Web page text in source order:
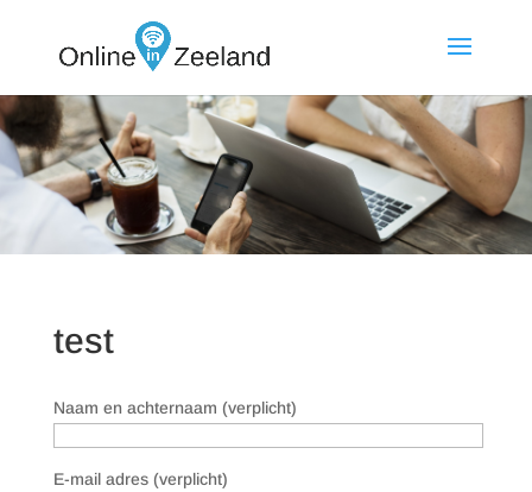
test
Naam en achternaam (verplicht)
E-mail adres (verplicht)